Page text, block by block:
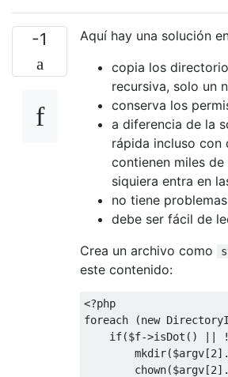
-1
Aquí hay una solución
copia los
recursiva, solo un
conserva los
a diferencia de la
rápida incluso con
contienen miles
siquiera entra en
no tiene
debe ser fácil de
Crea un archivo como
este contenido:
<?php
foreach (new
if($f->isDot() ||